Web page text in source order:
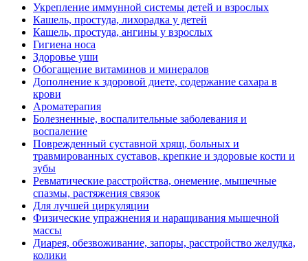
Укрепление иммунной системы детей и взрослых
Кашель, простуда, лихорадка у детей
Кашель, простуда, ангины у взрослых
Гигиена носа
Здоровье уши
Обогащение витаминов и минералов
Дополнение к здоровой диете, содержание сахара в
крови
Ароматерапия
Болезненные, воспалительные заболевания и
воспаление
Поврежденный суставной хрящ, больных и
травмированных суставов, крепкие и здоровые кости и
зубы
Ревматические расстройства, онемение, мышечные
спазмы, растяжения связок
Для лучшей циркуляции
Физические упражнения и наращивания мышечной
массы
Диарея, обезвоживание, запоры, расстройство желудка,
колики